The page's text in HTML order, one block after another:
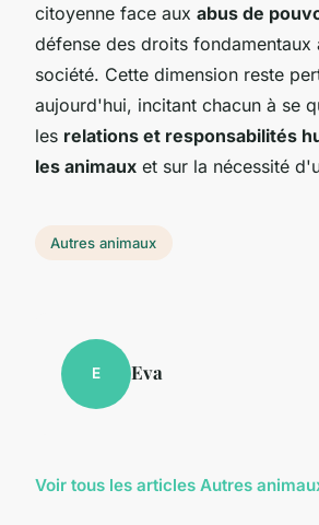
citoyenne face aux abus de
défense des droits fondamentaux
société. Cette dimension reste
aujourd'hui, incitant chacun à se
les relations et responsabilités
les animaux et sur la nécessité
Autres animaux
E Eva
Voir tous les articles Autres